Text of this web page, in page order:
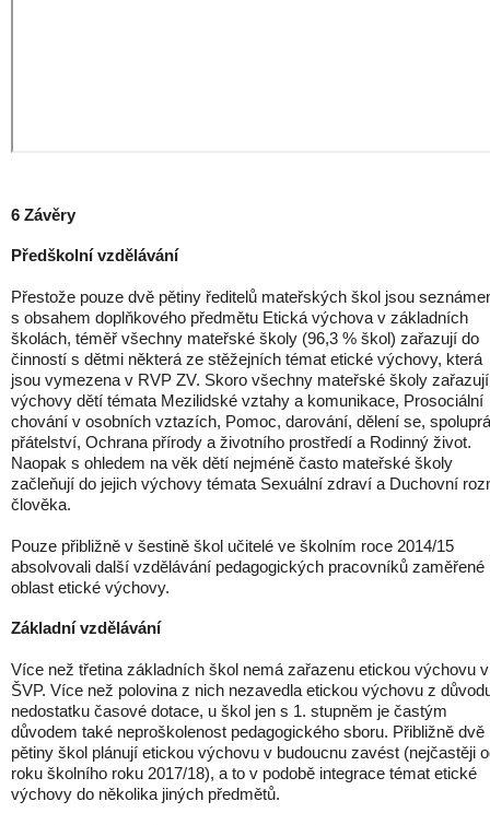
6 Závěry
Předškolní vzdělávání
Přestože pouze dvě pětiny ředitelů mateřských škol jsou
s obsahem doplňkového předmětu Etická výchova v základních
školách, téměř všechny mateřské školy (96,3 % škol) zařazují do
činností s dětmi některá ze stěžejních témat etické výchovy, která
jsou vymezena v RVP ZV. Skoro všechny mateřské školy
výchovy dětí témata Mezilidské vztahy a komunikace, Prosociální
chování v osobních vztazích, Pomoc, darování, dělení se,
přátelství, Ochrana přírody a životního prostředí a Rodinný život.
Naopak s ohledem na věk dětí nejméně často mateřské školy
začleňují do jejich výchovy témata Sexuální zdraví a Duchovní
člověka.
Pouze přibližně v šestině škol učitelé ve školním roce 2014/15
absolvovali další vzdělávání pedagogických pracovníků zaměřené
oblast etické výchovy.
Základní vzdělávání
Více než třetina základních škol nemá zařazenu etickou výchovu v
ŠVP. Více než polovina z nich nezavedla etickou výchovu z
nedostatku časové dotace, u škol jen s 1. stupněm je častým
důvodem také neproškolenost pedagogického sboru. Přibližně dvě
pětiny škol plánují etickou výchovu v budoucnu zavést (nejčastěji
roku školního roku 2017/18), a to v podobě integrace témat etické
výchovy do několika jiných předmětů.